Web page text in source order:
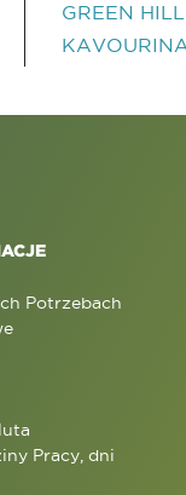
GREEN
Potrzebach
Pracy, dni